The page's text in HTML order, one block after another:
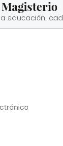
educación,